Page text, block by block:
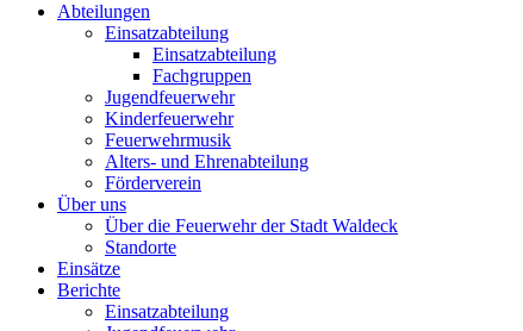
Abteilungen
Einsatzabteilung
Einsatzabteilung
Fachgruppen
Jugendfeuerwehr
Kinderfeuerwehr
Feuerwehrmusik
Alters- und Ehrenabteilung
Förderverein
Über uns
Über die Feuerwehr der Stadt Waldeck
Standorte
Einsätze
Berichte
Einsatzabteilung